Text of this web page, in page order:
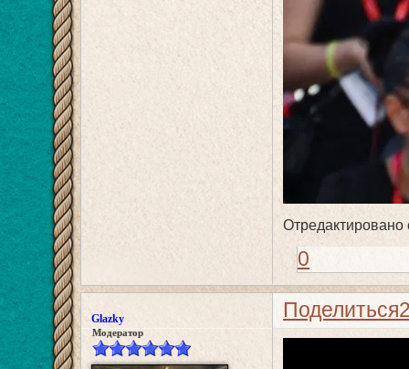
Отредактировано
0
Поделиться
Glazky
Модератор